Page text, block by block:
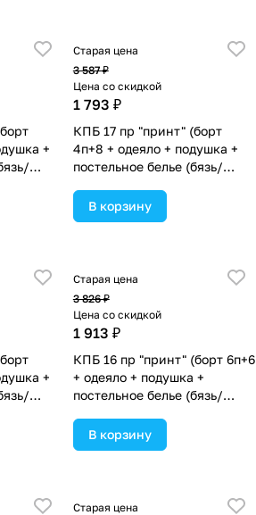
+
в
Старая цена
3 587 ₽
Цена со скидкой
1 793 ₽
КПБ 17 пр "принт" (борт
4п+8 + одеяло + подушка +
постельное белье (бязь/
(№П207_4а8бб_13) цвета в
ассортименте.
В корзину
+
в
Старая цена
3 826 ₽
Цена со скидкой
1 913 ₽
КПБ 16 пр "принт" (борт 6п+6
+ одеяло + подушка +
постельное белье (бязь/
ассортименте.
В корзину
Старая цена